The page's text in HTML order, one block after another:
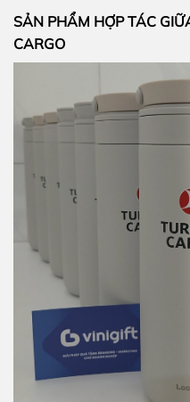
SẢN PHẨM HỢP TÁC
CARGO